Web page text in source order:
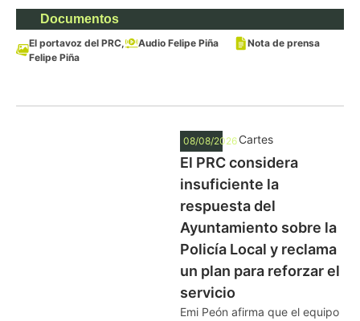
Documentos
El portavoz del PRC,
Felipe Piña
Audio Felipe Piña Nota de prensa
08/08/2026 Cartes
El PRC considera
insuficiente la
respuesta del
Ayuntamiento sobre la
Policía Local y reclama
un plan para reforzar el
servicio
Emi Peón afirma que el equipo